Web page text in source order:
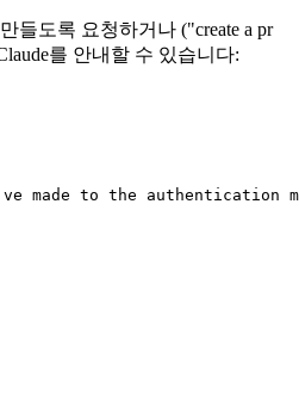
들도록 요청하거나 ("create a pr
를 안내할 수 있습니다: